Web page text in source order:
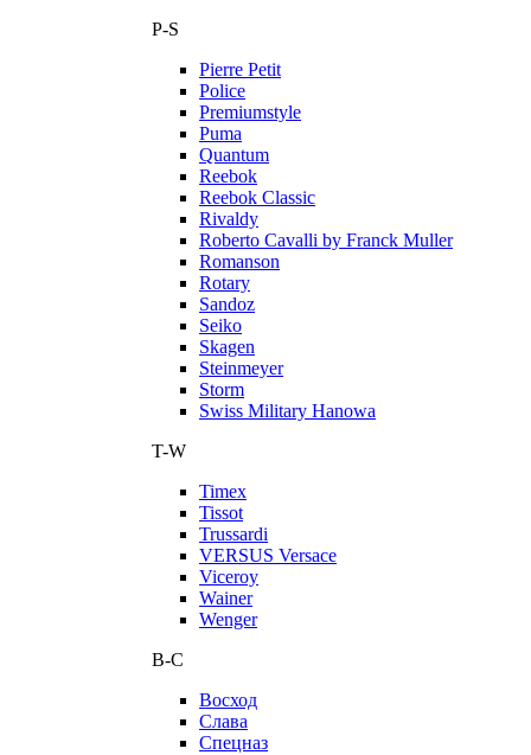
P-S
Pierre Petit
Police
Premiumstyle
Puma
Quantum
Reebok
Reebok Classic
Rivaldy
Roberto Cavalli by Franck Muller
Romanson
Rotary
Sandoz
Seiko
Skagen
Steinmeyer
Storm
Swiss Military Hanowa
T-W
Timex
Tissot
Trussardi
VERSUS Versace
Viceroy
Wainer
Wenger
В-С
Восход
Слава
Спецназ